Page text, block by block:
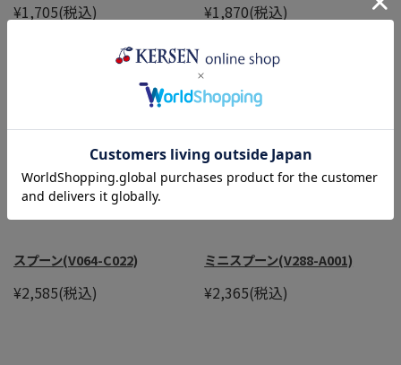
¥1,705(税込) ¥1,870(税込)
スプーン(V064-C022)
¥2,585(税込)
ミニスプーン(V288-A001)
¥2,365(税込)